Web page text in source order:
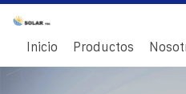
Inicio Productos